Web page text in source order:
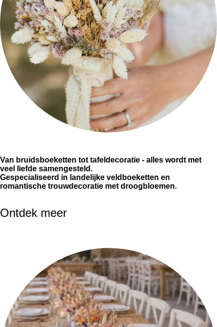
Van bruidsboeketten tot tafeldecoratie - alles wordt met
veel liefde samengesteld.
Gespecialiseerd in landelijke veldboeketten en
romantische trouwdecoratie met droogbloemen.
Ontdek meer